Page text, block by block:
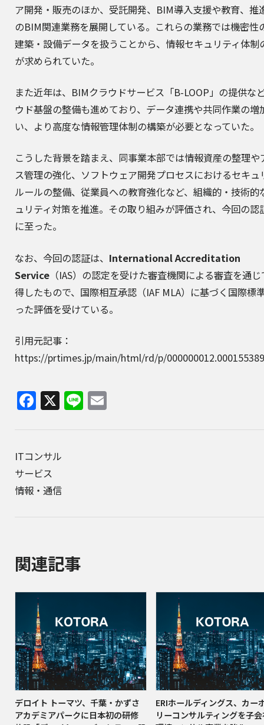
ア開発・販売のほか、受託開発、BIM導入支援や教育、推
のBIM関連業務を展開している。これらの業務では機密性
建築・設備データを扱うことから、情報セキュリティ体制
が求められていた。
また近年は、BIMクラウドサービス「B-LOOP 」の提供な
ウド基盤の整備も進めており、データ連携や共同作業の増
い、より高度な情報管理体制の構築が必要となっていた。
こうした背景を踏まえ、同事業本部では情報資産の整理や
ス管理の強化、ソフトウェア開発プロセスにおけるセキュ
ルールの整備、従業員への教育強化など、組織的・技術的
ュリティ対策を推進。その取り組みが評価され、今回の認
に至った。
なお、今回の認証は、 International Accreditation
Service （IAS）の認定を受けた審査機関による審査を通
得したもので、国際相互承認（IAF MLA）に基づく国際標
った評価を受けている。
引用元記事：
https://prtimes.jp/main/html/rd/p/
Facebook
X Line
ITコンサル
サービス
情報・通信
関連記事
デロイト トーマツ、千葉・かずさ
アカデミアパークに日本初の研修
ERIホールディングス、カー
リーコンサルティングを子